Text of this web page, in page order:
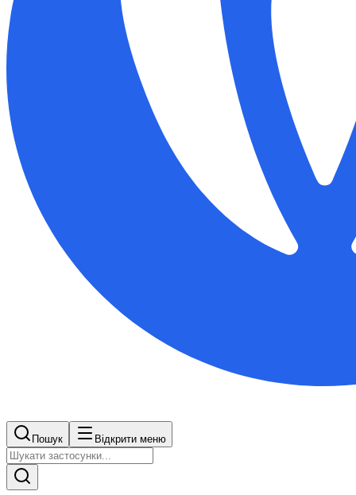
Пошук Відкрити меню